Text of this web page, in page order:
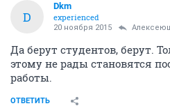
D
Dkm
experienced
20 ноября 2015
Да берут студентов, берут.
этому не рады становятся
работы.
ОТВЕТИТЬ